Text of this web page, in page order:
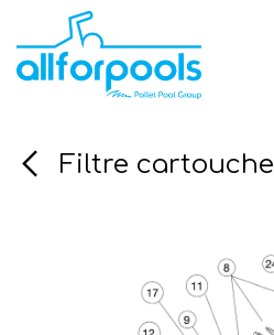
Se rendre au contenu
Filtre cartouche